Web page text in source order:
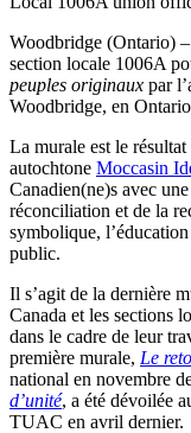
Woodbridge (Ontario)
section locale 1006A
peuples originaux par
Woodbridge, en
La murale est le
autochtone Moccasin
Canadien(ne)s avec
réconciliation et de la
symbolique,
public.
Il s’agit de la dernière
Canada et les sections
dans le cadre de leur
première murale, Le
national en novembre
d’unité, a été dévoilée
TUAC en avril dernier.